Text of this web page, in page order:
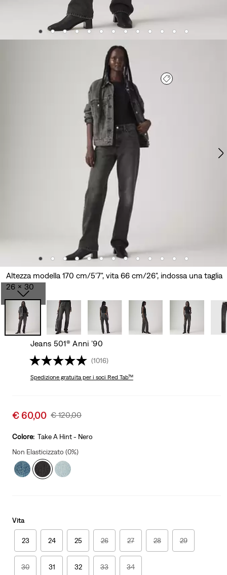
Altezza modella 170 cm/5'7", vita 66 cm/26", indossa una taglia
26 x 30
Jeans 501® Anni ’90
(1016)
Spedizione gratuitaper i soci Red Tab™
Sale
is
€ 60,00 Original
Was
€ 120,00
Colore: Take A Hint - Nero
Non Elasticizzato (0%)
Vita
23 24 25 26 27 28 29
30 31 32 33 34